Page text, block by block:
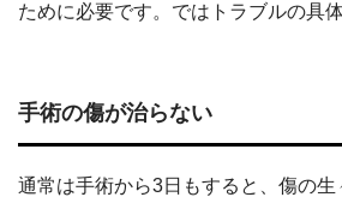
ために必要です。ではトラブルの具
手術の傷が治らない
通常は手術から3日もすると、傷の生